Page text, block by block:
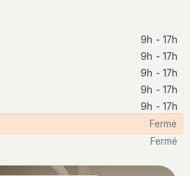
9h - 17h
9h - 17h
9h - 17h
9h - 17h
9h - 17h
Fermé
Fermé